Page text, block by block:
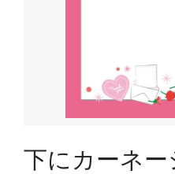
下にカーネ